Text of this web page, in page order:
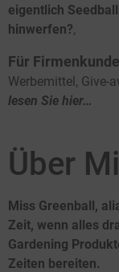
eigentlich
hinwerfen?‚
Für
Werbemittel, Give-
lesen Sie hier…
Über
Miss Greenball,
Zeit, wenn alles
Gardening
Zeiten bereiten.